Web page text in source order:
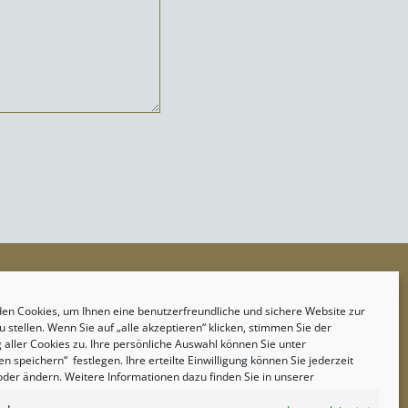
Cookies, um Ihnen eine benutzerfreundliche und sichere Website zur
stellen. Wenn Sie auf „alle akzeptieren“ klicken, stimmen Sie der
aller Cookies zu. Ihre persönliche Auswahl können Sie unter
speichern“ festlegen. Ihre erteilte Einwilligung können Sie jederzeit
ändern. Weitere Informationen dazu finden Sie in unserer
TISCH ONLINE RESERVIEREN
TISCH RESERVIEREN